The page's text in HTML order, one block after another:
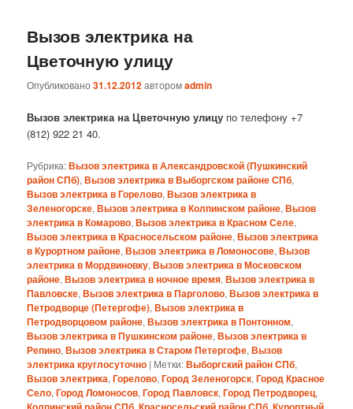
Вызов электрика на
Цветочную улицу
Опубликовано31.12.2012авторомadmin
Вызов электрика на Цветочную улицу по телефону +7
(812) 922 21 40.
Рубрика:Вызов электрика в Александровской (Пушкинский
район СПб),Вызов электрика в Выборгском районе СПб,
Вызов электрика в Горелово,Вызов электрика в
Зеленогорске,Вызов электрика в Колпинском районе,Вызов
электрика в Комарово,Вызов электрика в Красном Селе,
Вызов электрика в Красносельском районе,Вызов электрика
в Курортном районе,Вызов электрика в Ломоносове,Вызов
электрика в Мордвиновку,Вызов электрика в Московском
районе,Вызов электрика в ночное время,Вызов электрика в
Павловске,Вызов электрика в Парголово,Вызов электрика в
Петродворце (Петергофе),Вызов электрика в
Петродворцовом районе,Вызов электрика в Понтонном,
Вызов электрика в Пушкинском районе,Вызов электрика в
Репино,Вызов электрика в Старом Петергофе,Вызов
электрика круглосуточно | Метки:Выборгский район СПб,
Вызов электрика,Горелово,Город Зеленогорск,Город Красное
Село,Город Ломоносов,Город Павловск,Город Петродворец,
, ,